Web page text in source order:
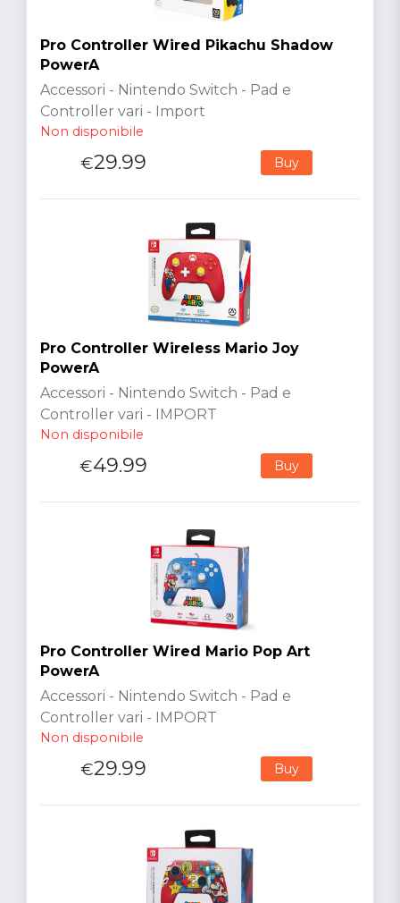
Pro Controller Wired Pikachu Shadow
PowerA
Accessori - Nintendo Switch - Pad e
Controller vari - Import
Non disponibile
€29.99 Buy
Pro Controller Wireless Mario Joy
PowerA
Accessori - Nintendo Switch - Pad e
Controller vari - IMPORT
Non disponibile
€49.99 Buy
Pro Controller Wired Mario Pop Art
PowerA
Accessori - Nintendo Switch - Pad e
Controller vari - IMPORT
Non disponibile
€29.99 Buy